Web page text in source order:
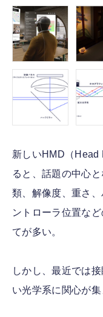
新しいHMD（Head
ると、話題の中心
類、解像度、重さ
ントローラ位置な
てが多い。
しかし、最近では
い光学系に関心が集